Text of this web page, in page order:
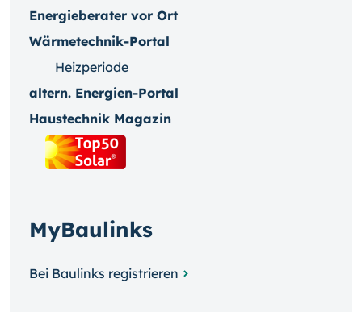
Energieberater vor Ort
Wärmetechnik-Portal
Heizperiode
altern. Energien-Portal
Haustechnik Magazin
MyBaulinks
Bei Baulinks registrieren